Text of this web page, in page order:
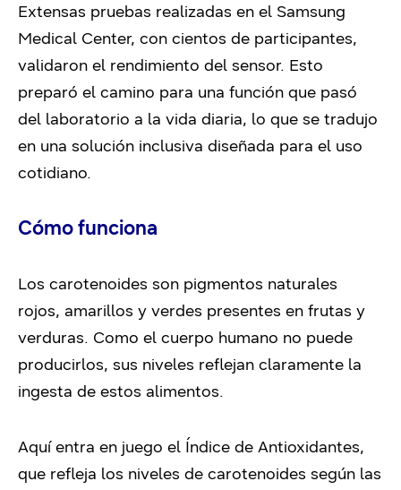
Extensas pruebas realizadas en el Samsung
Medical Center, con cientos de participantes,
validaron el rendimiento del sensor. Esto
preparó el camino para una función que pasó
del laboratorio a la vida diaria, lo que se tradujo
en una solución inclusiva diseñada para el uso
cotidiano.
Cómo funciona
Los carotenoides son pigmentos naturales
rojos, amarillos y verdes presentes en frutas y
verduras. Como el cuerpo humano no puede
producirlos, sus niveles reflejan claramente la
ingesta de estos alimentos.
Aquí entra en juego el Índice de Antioxidantes,
que refleja los niveles de carotenoides según las